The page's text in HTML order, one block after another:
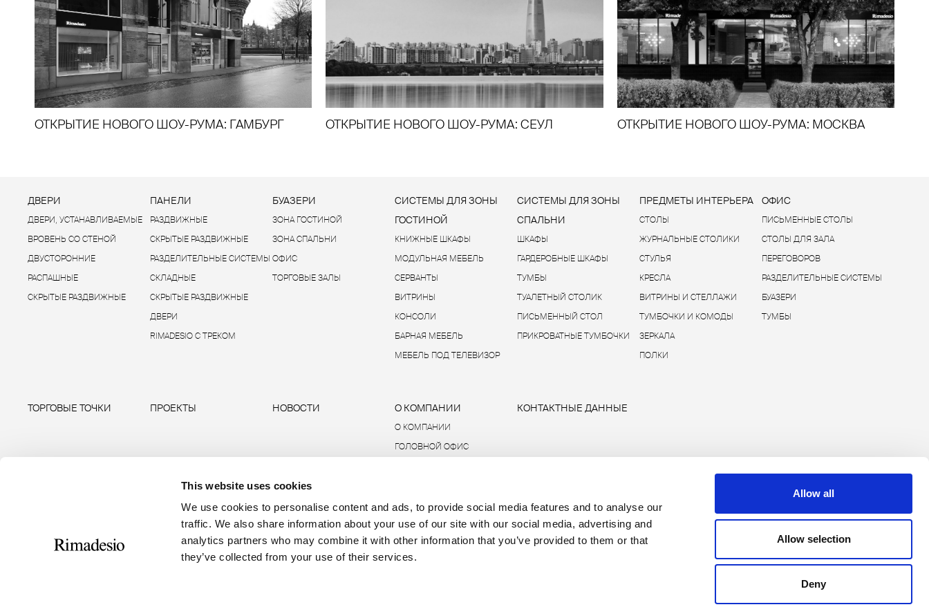
This website uses cookies
We use cookies to personalise content and ads, to provide social media features and to analyse our
traffic. We also share information about your use of our site with our social media, advertising and
analytics partners who may combine it with other information that you’ve provided to them or that
they’ve collected from your use of their services.
Allow all
Allow selection
Deny
ОТКРЫТИЕ НОВОГО ШОУ-РУМА: ГАМБУРГ ОТКРЫТИЕ НОВОГО ШОУ-РУМА: СЕУЛ ОТКРЫТИЕ НОВОГО ШОУ-РУМА: МОСКВА
ДВЕРИ
ДВЕРИ, УСТАНАВЛИВАЕМЫЕ
ВРОВЕНЬ СО СТЕНОЙ
ДВУСТОРОННИЕ
РАСПАШНЫЕ
СКРЫТЫЕ РАЗДВИЖНЫЕ
ПАНЕЛИ
РАЗДВИЖНЫЕ
СКРЫТЫЕ РАЗДВИЖНЫЕ
РАЗДЕЛИТЕЛЬНЫЕ СИСТЕМЫ
СКЛАДНЫЕ
СКРЫТЫЕ РАЗДВИЖНЫЕ
ДВЕРИ
RIMADESIO С ТРЕКОМ
БУАЗЕРИ
ЗОНА ГОСТИНОЙ
ЗОНА СПАЛЬНИ
ОФИС
ТОРГОВЫЕ ЗАЛЫ
СИСТЕМЫ ДЛЯ ЗОНЫ
ГОСТИНОЙ
КНИЖНЫЕ ШКАФЫ
МОДУЛЬНАЯ МЕБЕЛЬ
СЕРВАНТЫ
ВИТРИНЫ
КОНСОЛИ
БАРНАЯ МЕБЕЛЬ
МЕБЕЛЬ ПОД ТЕЛЕВИЗОР
СИСТЕМЫ ДЛЯ ЗОНЫ
СПАЛЬНИ
ШКАФЫ
ГАРДЕРОБНЫЕ ШКАФЫ
ТУМБЫ
ТУАЛЕТНЫЙ СТОЛИК
ПИСЬМЕННЫЙ СТОЛ
ПРИКРОВАТНЫЕ ТУМБОЧКИ
ПРЕДМЕТЫ ИНТЕРЬЕРА
СТОЛЫ
ЖУРНАЛЬНЫЕ СТОЛИКИ
СТУЛЬЯ
КРЕСЛА
ВИТРИНЫ И СТЕЛЛАЖИ
ТУМБОЧКИ И КОМОДЫ
ЗЕРКАЛА
ПОЛКИ
ОФИС
ПИСЬМЕННЫЕ СТОЛЫ
СТОЛЫ ДЛЯ ЗАЛА
ПЕРЕГОВОРОВ
РАЗДЕЛИТЕЛЬНЫЕ СИСТЕМЫ
БУАЗЕРИ
ТУМБЫ
ТОРГОВЫЕ ТОЧКИ ПРОЕКТЫ НОВОСТИ О КОМПАНИИ
О КОМПАНИИ
ГОЛОВНОЙ ОФИС
R-ACADEMY
КОНТАКТНЫЕ ДАННЫЕ
P.IVA 00685930968 Copyright © 2026 Rimadesio. All rights reserved